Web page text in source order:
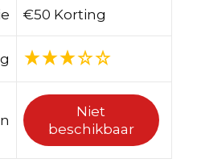
€50 Korting
Niet
beschikbaar